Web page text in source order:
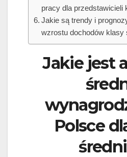
pracy dla przedstawicieli
Jakie są trendy i
wzrostu dochodów klasy
Jakie jest
Polsce